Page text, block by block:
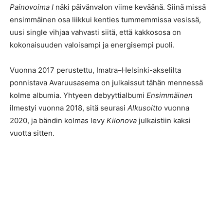
Painovoima I näki päivänvalon viime keväänä. Siinä missä
ensimmäinen osa liikkui kenties tummemmissa vesissä,
uusi single vihjaa vahvasti siitä, että kakkososa on
kokonaisuuden valoisampi ja energisempi puoli.
Vuonna 2017 perustettu, Imatra–Helsinki-akselilta
ponnistava Avaruusasema on julkaissut tähän mennessä
kolme albumia. Yhtyeen debyyttialbumi Ensimmäinen
ilmestyi vuonna 2018, sitä seurasi Alkusoitto vuonna
2020, ja bändin kolmas levy Kilonova julkaistiin kaksi
vuotta sitten.